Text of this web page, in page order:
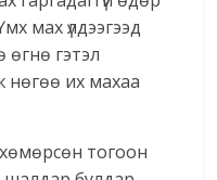
мах үлдээгээд
гэтэл
нөгөө их махаа
хөмөрсөн тогоон